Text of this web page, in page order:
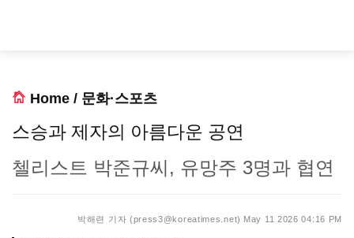
Home / 문화·스포츠
스승과 제자의 아름다운 공연
첼리스트 박준규씨, 유망주 3명과 협연
박해련 기자 (press3@koreatimes.net) May 11 2026 04:16 PM